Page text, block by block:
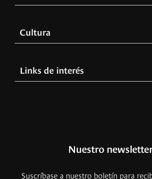
Cultura
Links de interés
Nuestro
Suscríbase a nuestro boletín para